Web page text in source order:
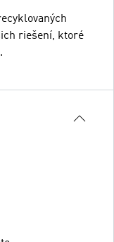
riešení, ktoré